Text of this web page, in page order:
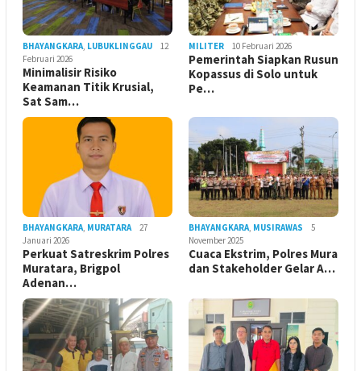
BHAYANGKARA LUBUKLINGGAU
12
Februari 2026
Minimalisir Risiko
Keamanan Titik Krusial,
Sat Sam…
MILITER 10 Februari 2026
Pemerintah Siapkan Rusun
Kopassus di Solo untuk
Pe…
BHAYANGKARA MURATARA
27
Januari 2026
Perkuat Satreskrim Polres
Muratara, Brigpol
Adenan…
BHAYANGKARA MUSIRAWAS
5
November 2025
Cuaca Ekstrim, Polres Mura
dan Stakeholder Gelar A…